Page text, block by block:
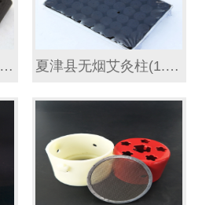
夏津县无烟艾柱(1.2×3)MM 夏津县无烟艾灸柱(1.4×2.7)CM